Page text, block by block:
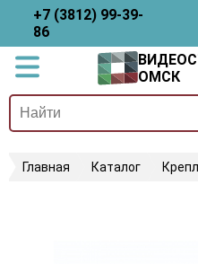
+7 (3812) 99-39-
86
ОМСК
Главная Каталог